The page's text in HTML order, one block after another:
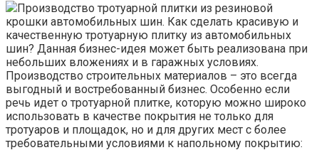
Производство тротуарной плитки из резиновой
крошки автомобильных шин. Как сделать красивую и
качественную тротуарную плитку из автомобильных
шин? Данная бизнес-идея может быть реализована при
небольших вложениях и в гаражных условиях.
Производство строительных материалов – это всегда
выгодный и востребованный бизнес. Особенно если
речь идет о тротуарной плитке, которую можно широко
использовать в качестве покрытия не только для
тротуаров и площадок, но и для других мест с более
требовательными условиями к напольному покрытию: